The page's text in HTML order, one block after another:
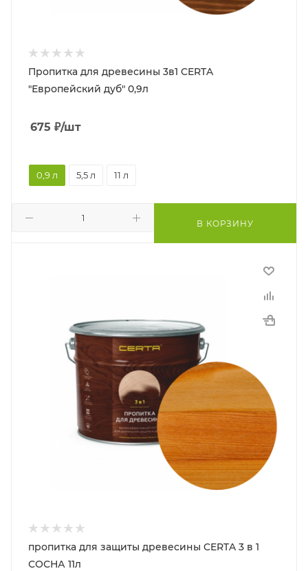
Пропитка для древесины 3в1 CERTA
"Европейский дуб" 0,9л
675 ₽/шт
В КОРЗИНУ
0,9 л 5,5 л 11 л
пропитка для защиты древесины CERTA 3 в 1
СОСНА 11л